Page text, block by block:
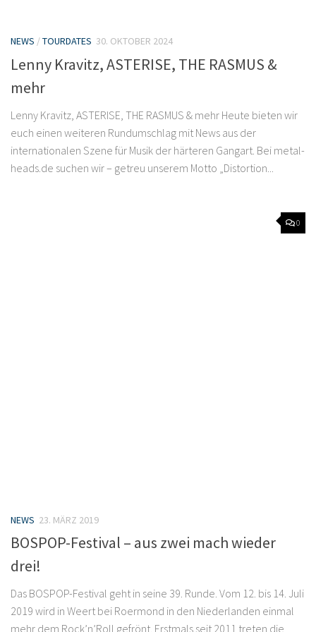
NEWS /TOURDATES 30. OKTOBER 2024
Lenny Kravitz, ASTERISE, THE RASMUS &
mehr
Lenny Kravitz, ASTERISE, THE RASMUS & mehr Heute bieten wir
euch einen weiteren Rundumschlag mit News aus der
internationalen Szene für Musik der härteren Gangart. Bei metal-
heads.de suchen wir – getreu unserem Motto „Distortion...
0
NEWS 23. MÄRZ 2019
BOSPOP-Festival – aus zwei mach wieder
drei!
Das BOSPOP-Festival geht in seine 39. Runde. Vom 12. bis 14. Juli
2019 wird in Weert bei Roermond in den Niederlanden einmal
mehr dem Rock’n’Roll gefrönt. Erstmals seit 2011 treten die